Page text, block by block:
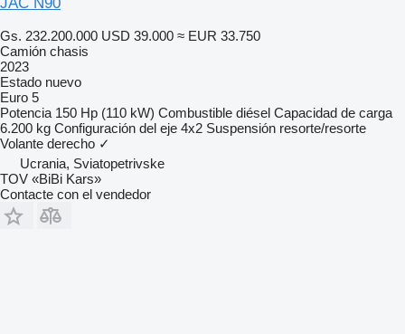
Gs. 232.200.000 USD 39.000 ≈ EUR 33.750
Camión chasis
2023
Estado nuevo
Euro 5
Potencia 150 Hp (110 kW) Combustible diésel Capacidad de carga
6.200 kg Configuración del eje 4x2 Suspensión resorte/resorte
Volante derecho ✓
Ucrania, Sviatopetrivske
TOV «BiBi Kars»
Contacte con el vendedor